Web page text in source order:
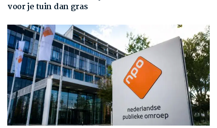
voor je tuin dan gras